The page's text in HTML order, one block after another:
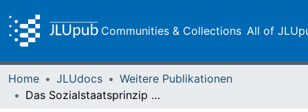
Communities & Collections All of
Home JLUdocs
Weitere Publikationen
Das Sozialstaatsprinzip der deutschen Verfassung. Rechtsprechungsdirektive oder Begründungsornament